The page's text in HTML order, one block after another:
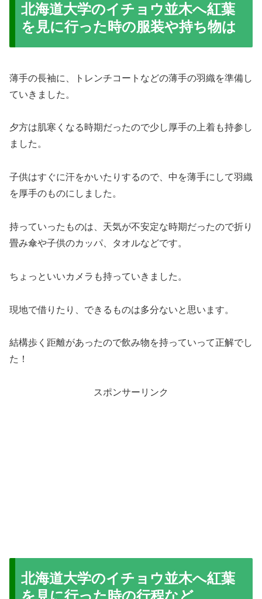
北海道大学のイチョウ並木へ紅葉
を見に行った時の服装や持ち物は
薄手の長袖に、トレンチコートなどの薄手の羽織を準備し
ていきました。
夕方は肌寒くなる時期だったので少し厚手の上着も持参し
ました。
子供はすぐに汗をかいたりするので、中を薄手にして羽織
を厚手のものにしました。
持っていったものは、天気が不安定な時期だったので折り
畳み傘や子供のカッパ、タオルなどです。
ちょっといいカメラも持っていきました。
現地で借りたり、できるものは多分ないと思います。
結構歩く距離があったので飲み物を持っていって正解でし
た！
スポンサーリンク
北海道大学のイチョウ並木へ紅葉